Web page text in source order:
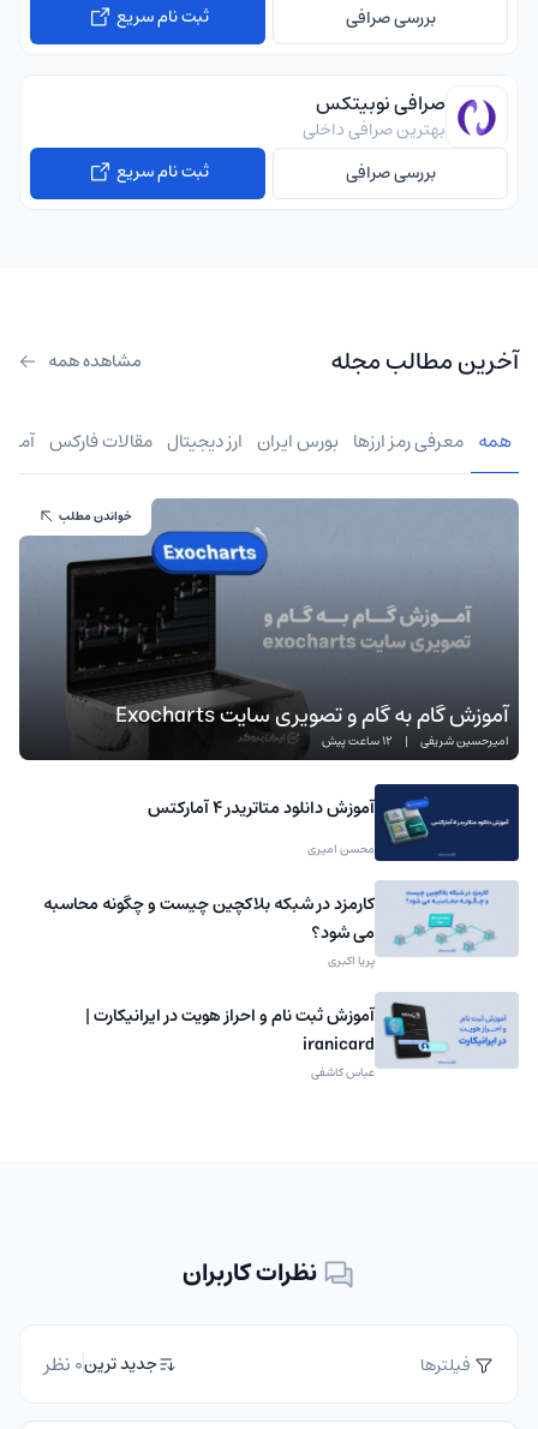
بررسی صرافی
ثبت نام سریع
صرافی نوبیتکس
بهترین صرافی داخلی
بررسی صرافی
ثبت نام سریع
آخرین مطالب مجله مشاهده همه
همه معرفی رمز ارزها بورس ایران ارز دیجیتال مقالات فارکس
آموزش گام به گام و تصویری سایت Exocharts
امیرحسین شریفی | 12 ساعت پیش
خواندن مطلب
آموزش دانلود متاتریدر 4 آمارکتس
محسن امیری
کارمزد در شبکه بلاکچین چیست و چگونه محاسبه
می شود؟
پریا اکبری
آموزش ثبت نام و احراز هویت در ایرانیکارت |
iranicard
عباس کاشفی
نظرات کاربران
فیلترها جدید ترین0 نظر